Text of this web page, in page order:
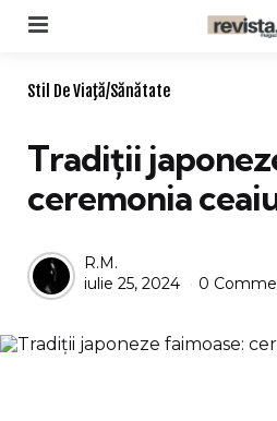
Categories
Stil De Viaţă/Sănătate
Tradiții
ceremonia
Posted
by
R.M.
iulie 25, 2024
0